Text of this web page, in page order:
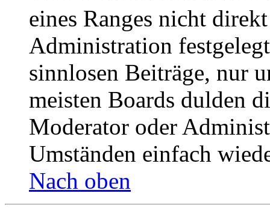
eines Ranges nicht
Administration
sinnlosen Beiträge, nur
meisten Boards dulden
Moderator oder
Umständen einfach
Nach oben